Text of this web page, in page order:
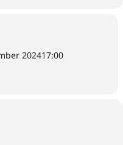
202417:00